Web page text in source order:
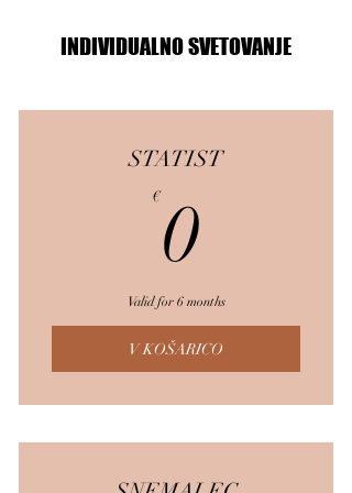
INDIVIDUALNO SVETOVANJE
STATIST
€ 0
Valid for 6 months
V KOŠARICO